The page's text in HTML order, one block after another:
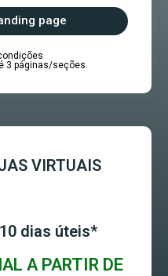
page
3 páginas/seções.
VIRTUAIS
dias úteis*
A PARTIR DE